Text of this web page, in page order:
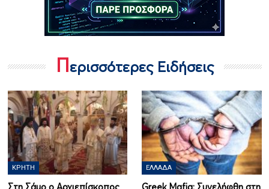
Περισσότερες Ειδήσεις
ΚΡΉΤΗ
Στη Σάμο ο Αρχιεπίσκοπος
ΕΛΛΆΔΑ
Greek Mafia: Συνελήφθη στη